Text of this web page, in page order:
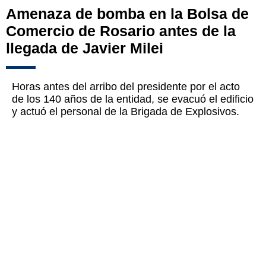
Amenaza de bomba en la Bolsa de
Comercio de Rosario antes de la
llegada de Javier Milei
Horas antes del arribo del presidente por el acto
de los 140 años de la entidad, se evacuó el edificio
y actuó el personal de la Brigada de Explosivos.